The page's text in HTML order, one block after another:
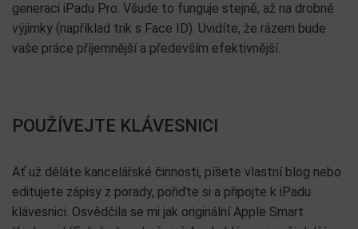
generaci iPadu Pro. Všude to funguje stejně, až na drobné
výjimky (například trik s Face ID). Uvidíte, že rázem bude
vaše práce příjemnější a především efektivnější.
POUŽÍVEJTE KLÁVESNICI
Ať už děláte kancelářské činnosti, píšete vlastní blog nebo
editujete zápisy z porady, pořiďte si a připojte k iPadu
klávesnici. Osvědčila se mi jak originální Apple Smart